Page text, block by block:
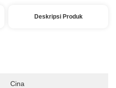
Deskripsi Produk
Cina